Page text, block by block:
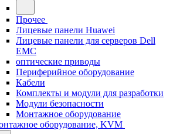
Прочее
Лицевые панели Huawei
Лицевые панели для серверов Dell
EMC
оптические приводы
Периферийное оборудование
Кабели
Комплекты и модули для разработки
Модули безопасности
Монтажное оборудование
оборудование, KVM